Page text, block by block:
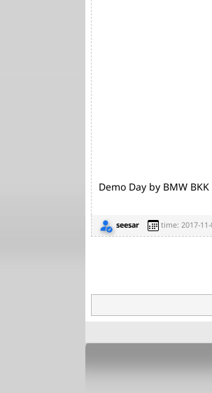
Demo Day by BMW
seesar time: 2017-